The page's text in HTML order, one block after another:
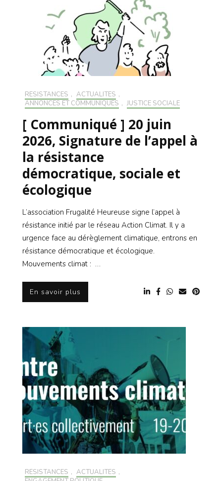
RÉSISTANCES , ACTUALITÉS ,
ANNONCES ET COMMUNIQUÉS , JUSTICE SOCIALE
[ Communiqué ] 20 juin
2026, Signature de l’appel à
la résistance
démocratique, sociale et
écologique
L’association Frugalité Heureuse signe l’appel à
résistance initié par le réseau Action Climat. Il y a
urgence face au dérèglement climatique, entrons en
résistance démocratique et écologique.
Mouvements climat : …
En savoir plus
RÉSISTANCES , ACTUALITÉS ,